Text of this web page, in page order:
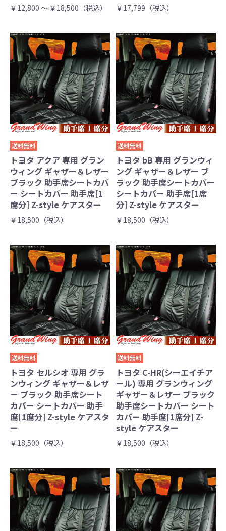
￥12,800 ～ ￥18,500（税込） ￥17,799（税込）
送料無料
トヨタ アクア 専用 グラン
ウィング ギャザー＆レザー
ブラック 助手席シートカバ
ー シートカバー 助手席[1
席分] Z-style ケアスター
￥18,500（税込）
送料無料
トヨタ bB 専用 グランウィ
ング ギャザー＆レザー ブ
ラック 助手席シートカバー
シートカバー 助手席[1席
分] Z-style ケアスター
￥18,500（税込）
送料無料
トヨタ セルシオ 専用 グラ
ンウィング ギャザー＆レザ
ー ブラック 助手席シート
カバー シートカバー 助手
席[1席分] Z-style ケアスタ
ー
￥18,500（税込）
送料無料
トヨタ C-HR(シーエイチア
ール) 専用 グランウィング
ギャザー＆レザー ブラック
助手席シートカバー シート
カバー 助手席[1席分] Z-
style ケアスター
￥18,500（税込）